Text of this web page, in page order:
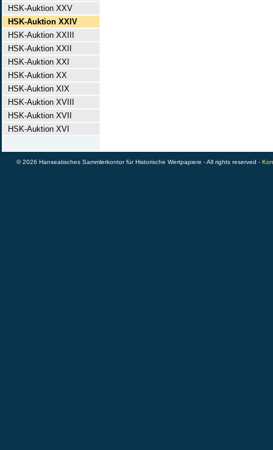
HSK-Auktion XXV
HSK-Auktion XXIV
HSK-Auktion XXIII
HSK-Auktion XXII
HSK-Auktion XXI
HSK-Auktion XX
HSK-Auktion XIX
HSK-Auktion XVIII
HSK-Auktion XVII
HSK-Auktion XVI
© 2026 Hanseatisches Sammlerkontor für Historische Wertpapiere - All rights reserved -